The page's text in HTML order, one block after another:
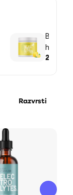
20,36 €
Razvrsti